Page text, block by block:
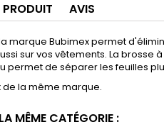
AVIS
marque Bubimex permet
sur vos vêtements. La brosse
permet de séparer les feuilles
la même marque.
MÊME CATÉGORIE :